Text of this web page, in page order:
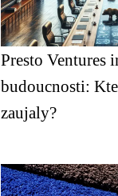
Presto Ventures
budoucnosti:
zaujaly?